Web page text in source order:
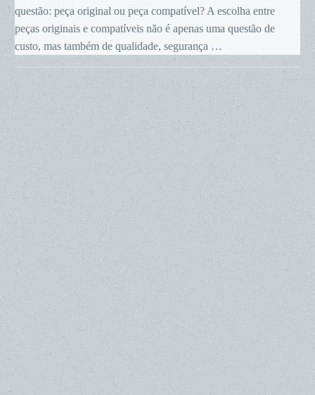
questão: peça original ou peça compatível? A escolha entre
peças originais e compatíveis não é apenas uma questão de
custo, mas também de qualidade, segurança …